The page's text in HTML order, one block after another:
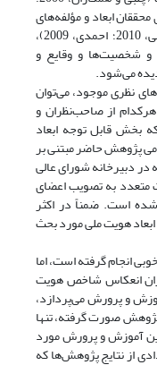
در پژوهش‌های محققان ابعاد و مؤلفه‌های
دیگری از جمله دین و قومیت (آشنا و روحانی، 2010؛ احمدی، 2009)،
2008)، مشاهیر و شخصیت‌ها و وقایع و
نظری موجود، می‌توان
از صاحب‌نظران و
بخش قابل توجه ابعاد
پژوهش حاضر مبتنی بر
دبیرخانه شورای عالی
2019) در جلسات متعدد به تصویب اعضای
است. ضمناً در اکثر
هویت ملی مورد بحث
انجام گرفته است، اما
انعکاس شاخص هویت
و پرورش می‌پردازد،
صورت گرفته، تنها
آموزش و پرورش مورد
از نتایج پژوهش‌ها که